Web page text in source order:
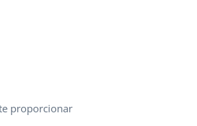
proporcionar